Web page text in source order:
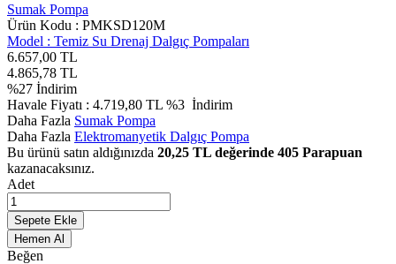
Sumak Pompa
Ürün Kodu : PMKSD120M
Model : Temiz Su Drenaj Dalgıç Pompaları
6.657,00 TL
4.865,78 TL
%27 İndirim
Havale Fiyatı : 4.719,80 TL %3 İndirim
Daha Fazla Sumak Pompa
Daha Fazla Elektromanyetik Dalgıç Pompa
Bu ürünü satın aldığınızda 20,25 TL değerinde 405 Parapuan
kazanacaksınız.
Adet
Sepete Ekle
Hemen Al
Beğen